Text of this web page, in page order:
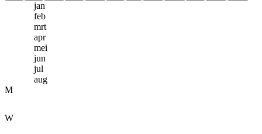
jan
feb
mrt
apr
mei
jun
jul
aug
M
W